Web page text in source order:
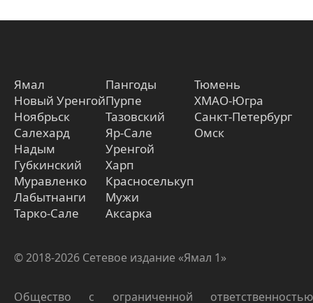
Ямал
Новый Уренгой
Ноябрьск
Салехард
Надым
Губкинский
Муравленко
Лабытнанги
Тарко-Сале
Пангоды
Пурпе
Тазовский
Яр-Сале
Уренгой
Харп
Красноселькуп
Мужи
Аксарка
Тюмень
ХМАО-Югра
Санкт-Петербург
Омск
© 2018-2026 Сетевое издание «Ямал 1»
Общество с ограниченной ответственностью